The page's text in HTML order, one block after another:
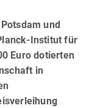
und
Institut für
Euro dotierten
in